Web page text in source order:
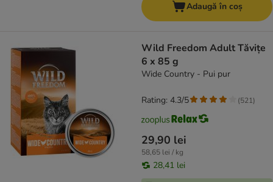
Adaugă în coș
Wild Freedom Adult Tăvițe
6 x 85 g
Wide Country - Pui pur
29,90 lei
58,65 lei / kg
28,41 lei
Rating: 4.3/5 (521)